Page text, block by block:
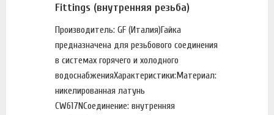
Fittings (внутренняя резьба)
Производитель: GF (Италия)Гайка
предназначена для резьбового соединения
в системах горячего и холодного
водоснабженияХарактеристики:Материал:
никелированная латунь
CW617NСоединение: внутренняя